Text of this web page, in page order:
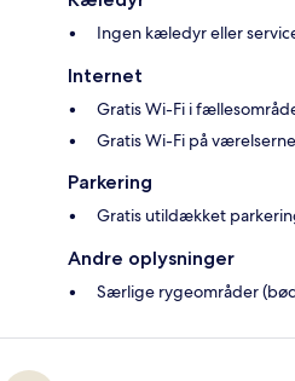
Ingen kæledyr eller
Internet
Gratis Wi-Fi i
Gratis Wi-Fi på
Parkering
Gratis utildækket
Andre oplysninger
Særlige rygeområder